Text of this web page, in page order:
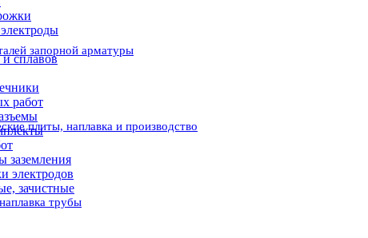
запорной арматуры
плиты, наплавка и производство
трубы
сплавов
работ
заземления
электродов
зачистные